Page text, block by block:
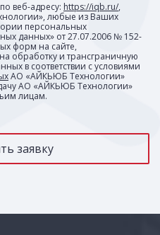
веб-адресу: https://iqb.ru/,
любые из Ваших
персональных
данных» от 27.07.2006 № 152-
форм на сайте,
обработку и трансграничную
в соответствии с условиями
АО «АЙКЬЮБ Технологии»
АО «АЙКЬЮБ Технологии»
лицам.